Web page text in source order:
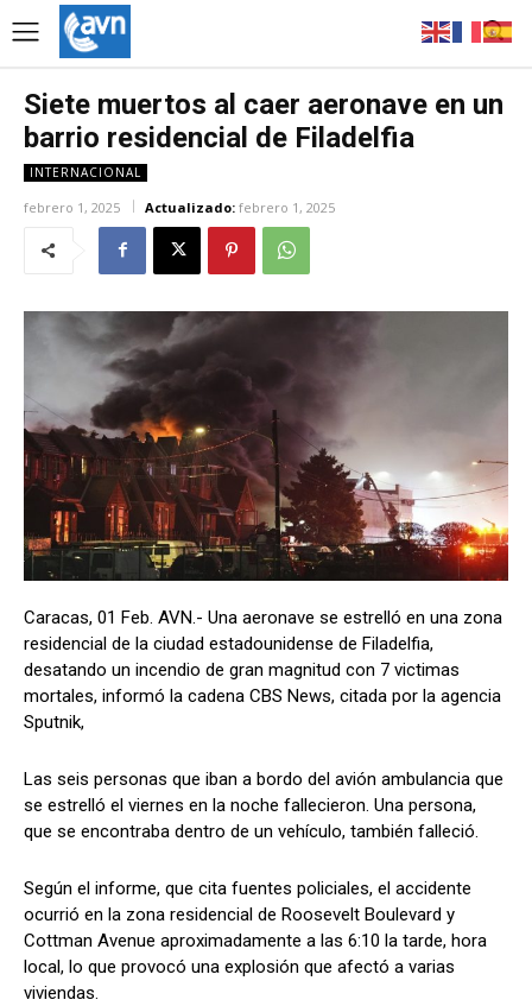
Siete muertos al caer aeronave en un
barrio residencial de Filadelfia
INTERNACIONAL
febrero 1, 2025 Actualizado: febrero 1, 2025
Caracas, 01 Feb. AVN.- Una aeronave se estrelló en una zona
residencial de la ciudad estadounidense de Filadelfia,
desatando un incendio de gran magnitud con 7 victimas
mortales, informó la cadena CBS News, citada por la agencia
Sputnik,
Las seis personas que iban a bordo del avión ambulancia que
se estrelló el viernes en la noche fallecieron. Una persona,
que se encontraba dentro de un vehículo, también falleció.
Según el informe, que cita fuentes policiales, el accidente
ocurrió en la zona residencial de Roosevelt Boulevard y
Cottman Avenue aproximadamente a las 6:10 la tarde, hora
local, lo que provocó una explosión que afectó a varias
viviendas.